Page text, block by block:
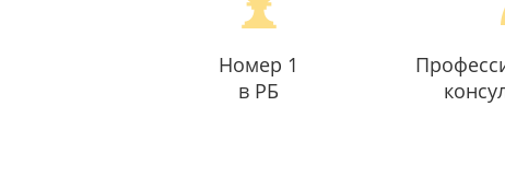
Номер 1
в РБ